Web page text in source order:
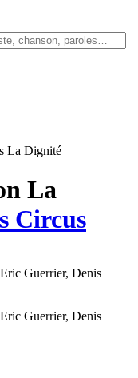
La Dignité
La
Circus
Guerrier, Denis
Guerrier, Denis